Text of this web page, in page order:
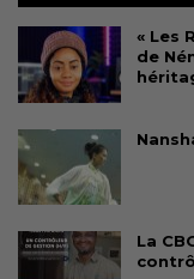
« Les
de
La